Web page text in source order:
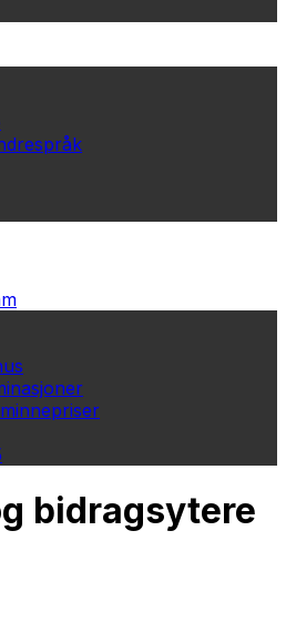
bidragsytere